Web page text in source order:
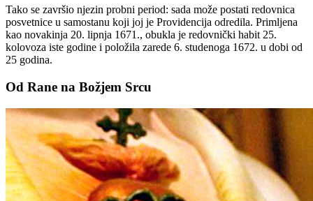
Tako se završio njezin probni period: sada može postati redovnica
posvetnice u samostanu koji joj je Providencija odredila. Primljena
kao novakinja 20. lipnja 1671., obukla je redovnički habit 25.
kolovoza iste godine i položila zarede 6. studenoga 1672. u dobi od
25 godina.
Od Rane na Božjem Srcu